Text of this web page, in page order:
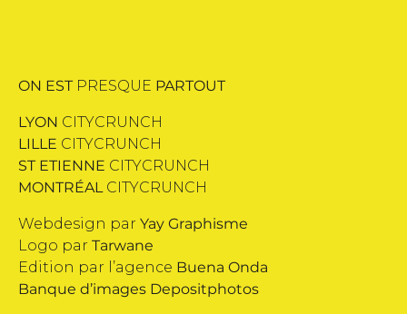
ON EST PRESQUE PARTOUT
LYON CITYCRUNCH
LILLE CITYCRUNCH
ST ETIENNE CITYCRUNCH
MONTRÉALCITYCRUNCH
Webdesign par Yay Graphisme
Logo par Tarwane
Edition par l’agence Buena Onda
Banque d’images Depositphotos